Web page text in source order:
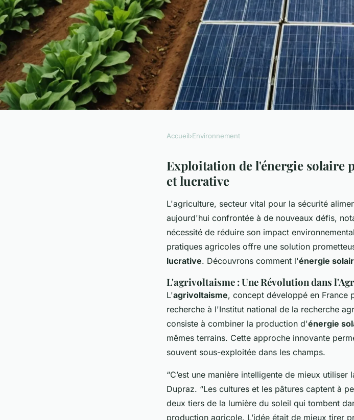
Exploitation de l'énergie
une agriculture durable et
Accueil›Environnement
Exploitation de l'énergie solaire
et lucrative
L'agriculture, secteur vital pour la sécurité
aujourd'hui confrontée à de nouveaux défis,
nécessité de réduire son impact
pratiques agricoles offre une solution
lucrative. Découvrons comment l'énergie
L'agrivoltaisme : Une Révolution dans
L'agrivoltaisme, concept développé en France
recherche à l'Institut national de la recherche
consiste à combiner la production d'énergie
mêmes terrains. Cette approche innovante
souvent sous-exploitée dans les champs.
“C’est une manière intelligente de mieux utiliser
Dupraz. “Les cultures et les pâtures captent à
deux tiers de la lumière du soleil qui tombent
production agricole. L’idée était de mieux tirer